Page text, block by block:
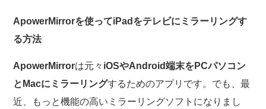
ApowerMirrorを使ってiPadをテレビにミラーリングす
る方法
ApowerMirrorは元々 iOSやAndroid端末をPCパソコン
とMacにミラーリングするためのアプリです。でも、最
近、もっと機能の高いミラーリングソフトになりまし